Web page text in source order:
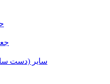
سایر (دست